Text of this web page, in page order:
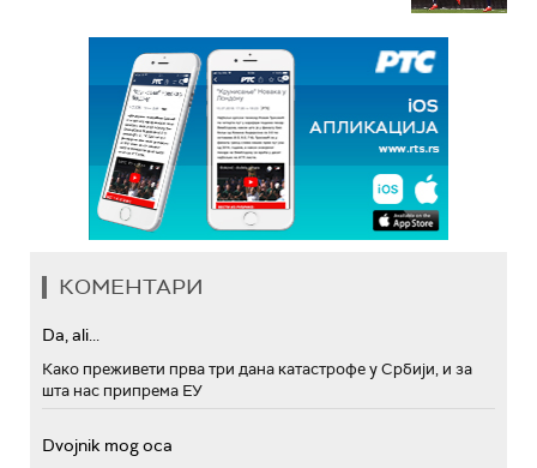
КОМЕНТАРИ
Da, ali...
Како преживети прва три дана катастрофе у Србији, и за
шта нас припрема ЕУ
Dvojnik mog oca